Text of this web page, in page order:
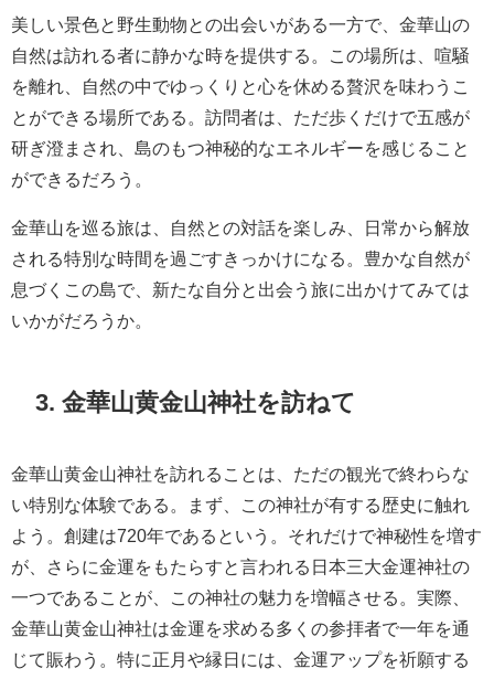
美しい景色と野生動物との出会いがある一方で、金華山の
自然は訪れる者に静かな時を提供する。この場所は、喧騒
を離れ、自然の中でゆっくりと心を休める贅沢を味わうこ
とができる場所である。訪問者は、ただ歩くだけで五感が
研ぎ澄まされ、島のもつ神秘的なエネルギーを感じること
ができるだろう。
金華山を巡る旅は、自然との対話を楽しみ、日常から解放
される特別な時間を過ごすきっかけになる。豊かな自然が
息づくこの島で、新たな自分と出会う旅に出かけてみては
いかがだろうか。
3. 金華山黄金山神社を訪ねて
金華山黄金山神社を訪れることは、ただの観光で終わらな
い特別な体験である。まず、この神社が有する歴史に触れ
よう。創建は720年であるという。それだけで神秘性を増す
が、さらに金運をもたらすと言われる日本三大金運神社の
一つであることが、この神社の魅力を増幅させる。実際、
金華山黄金山神社は金運を求める多くの参拝者で一年を通
じて賑わう。特に正月や縁日には、金運アップを祈願する